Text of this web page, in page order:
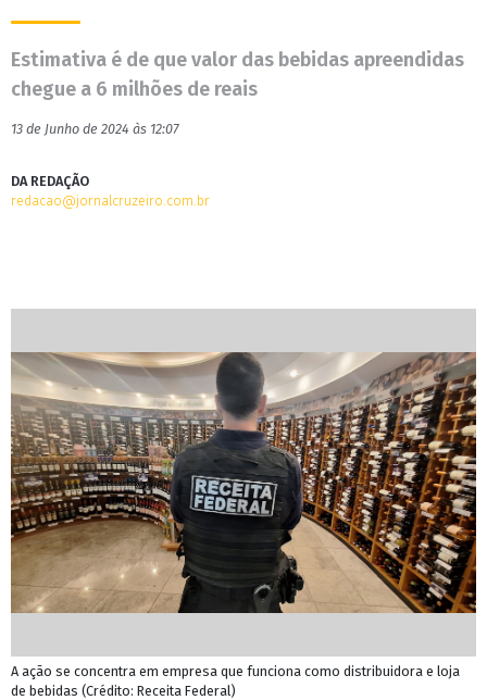
Estimativa é de que valor das bebidas apreendidas
chegue a 6 milhões de reais
13 de Junho de 2024 às 12:07
DA REDAÇÃO
redacao@jornalcruzeiro.com.br
A ação se concentra em empresa que funciona como distribuidora e loja
de bebidas (Crédito: Receita Federal)